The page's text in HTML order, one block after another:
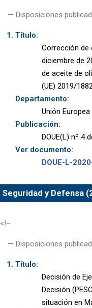
— Disposiciones
Título:
Corrección de
diciembre de
de aceite de
(UE) 2019/
Departamento:
Unión Europea
Publicación:
DOUE(L) nº 4
Ver documento:
DOUE-L-
Seguridad y Defensa
<!–
— Disposiciones
Título:
Decisión de
Decisión
situación en